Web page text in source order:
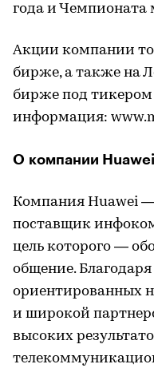
года и Чемпионата
Акции компании
бирже, а также на
бирже под тикером
информация:
О компании Huawei
Компания Huawei
поставщик
цель которого —
общение.
ориентированных
и широкой
высоких